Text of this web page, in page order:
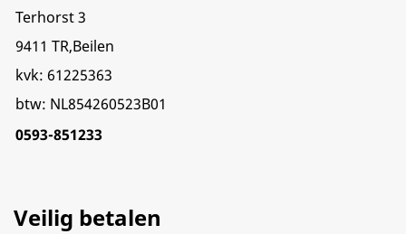
Terhorst 3
9411 TR,Beilen
kvk: 61225363
btw: NL854260523B01
0593-851233
Veilig betalen